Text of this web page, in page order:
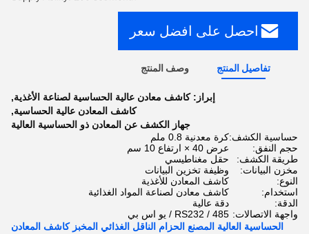
احصل على افضل سعر
تفاصيل المنتج وصف المنتج
إبراز:كاشف معادن عالية الحساسية لصناعة الأغذية,
كاشف المعادن عالية الحساسية,
جهاز الكشف عن المعادن ذو الحساسية العالية
حساسية الكشف:كرة معدنية 0.8 ملم
حجم النفق:
عرض 40 × ارتفاع 10 سم
طريقة الكشف:
حقل مغناطيسي
مخزن البيانات:
وظيفة تخزين البيانات
النوع:
كاشف المعادن للأغذية
استخدام:
كاشف معادن لصناعة المواد الغذائية
الدقة:
دقة عالية
واجهة الاتصالات: RS232 / 485 / يو اس بي
الحساسية العالية المصنع الحزام الناقل الغذائي المخبز كاشف المعادن